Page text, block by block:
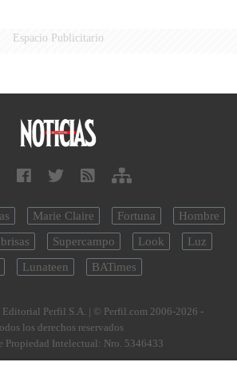
Espacio Publicitario
Marie Claire Fortuna
Hombre
Supercampo Look
Luz
Lunateen BATimes
Perfil S.A. | © Perfil.com 2006-2026 -
los derechos reservados
Propiedad Intelectual: Nro. 5346433